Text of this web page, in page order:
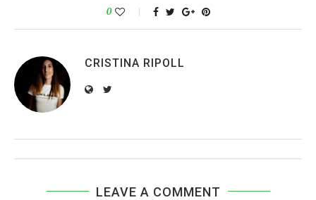
0
CRISTINA RIPOLL
LEAVE A COMMENT